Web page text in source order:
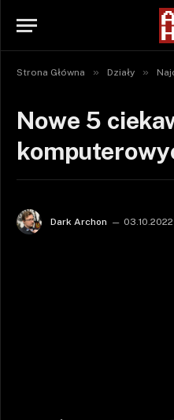
Strona Główna » Działy »
Nowe 5
Dark Archon 03.10.2022